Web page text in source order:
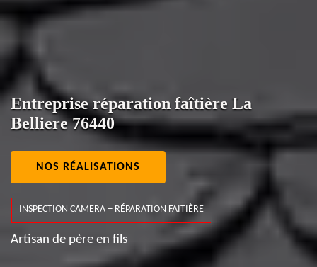
Entreprise réparation faîtière La
Belliere 76440
NOS RÉALISATIONS
INSPECTION CAMERA + RÉPARATION FAITIÈRE
Artisan de père en fils